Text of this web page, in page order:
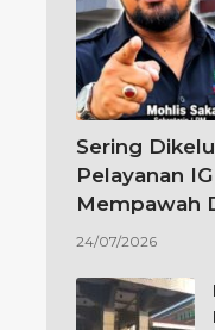
Sering
Pelayanan
Mempawah
24/07/2026